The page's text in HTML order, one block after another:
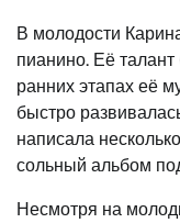
В молодости
пианино. Её
ранних этапах её
быстро
написала
сольный альбом
Несмотря на